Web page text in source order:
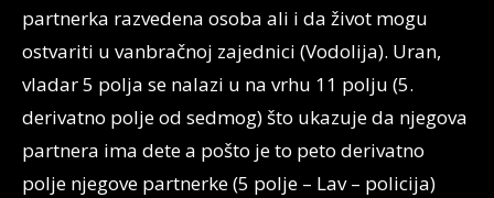
partnerka razvedena osoba ali i da život mogu
ostvariti u vanbračnoj zajednici (Vodolija). Uran,
vladar 5 polja se nalazi u na vrhu 11 polju (5.
derivatno polje od sedmog) što ukazuje da njegova
partnera ima dete a pošto je to peto derivatno
polje njegove partnerke (5 polje – Lav – policija)